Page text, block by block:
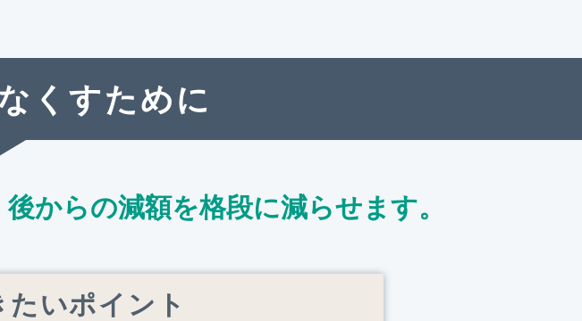
くすために
後からの減額を格段に減らせます。
いポイント